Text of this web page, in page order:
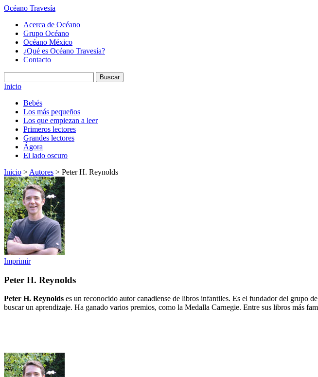
Océano Travesía
Acerca de Océano
Grupo Océano
Océano México
¿Qué es Océano Travesía?
Contacto
Inicio
Bebés
Los más pequeños
Los que empiezan a leer
Primeros lectores
Grandes lectores
Ágora
El lado oscuro
Inicio > Autores > Peter H. Reynolds
Imprimir
Peter H. Reynolds
Peter H. Reynolds es un reconocido autor canadiense de libros infantiles. Es el fundador del grupo
buscar un aprendizaje. Ha ganado varios premios, como la Medalla Carnegie. Entre sus libros más